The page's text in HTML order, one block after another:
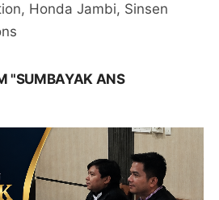
Honda Jambi, Sinsen
"SUMBAYAK ANS